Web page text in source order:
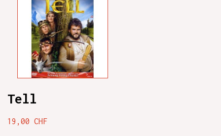
Tell
19,00 CHF